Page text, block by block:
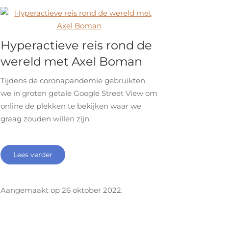
Hyperactieve reis rond de
wereld met Axel Boman
Tijdens de coronapandemie gebruikten
we in groten getale Google Street View om
online de plekken te bekijken waar we
graag zouden willen zijn.
Lees verder
Aangemaakt op 26 oktober 2022.